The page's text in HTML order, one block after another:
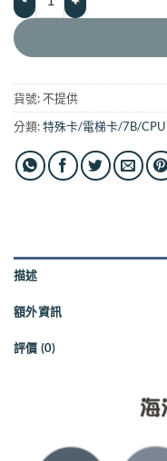
貨號:不提供
分類:特殊卡/電梯卡/7B/CPU
描述
額外資訊
評價 (0)